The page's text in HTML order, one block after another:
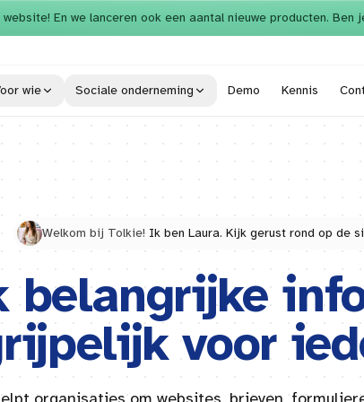
En we lanceren ook een aantal nieuwe producten. Ben
wie Sociale onderneming Demo Kennis
Welkom bij Tolkie! Ik ben Laura. Kijk gerust rond op de
belangrijke
voor